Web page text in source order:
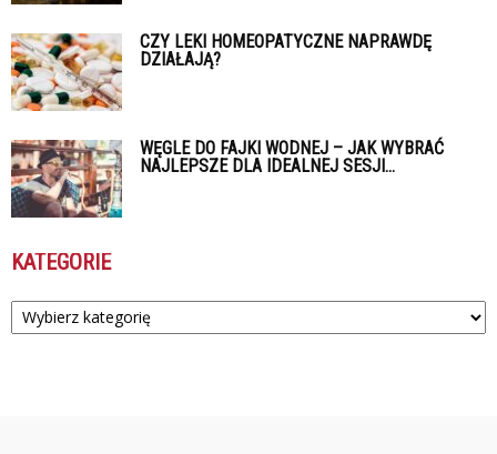
CZY LEKI HOMEOPATYCZNE NAPRAWDĘ
DZIAŁAJĄ?
WĘGLE DO FAJKI WODNEJ – JAK WYBRAĆ
NAJLEPSZE DLA IDEALNEJ SESJI...
KATEGORIE
Kategorie